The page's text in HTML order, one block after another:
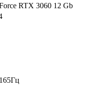
RTX 3060 12 Gb